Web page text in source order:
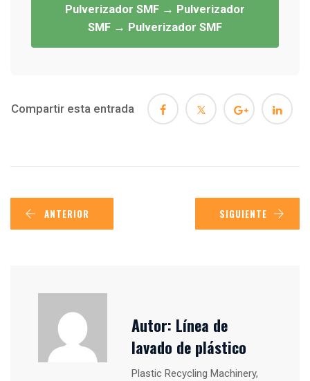
Pulverizador SMF → Pulverizador
SMF → Pulverizador SMF
Compartir esta entrada
ANTERIOR SIGUIENTE
Autor: Línea de
lavado de plástico
Plastic Recycling Machinery,